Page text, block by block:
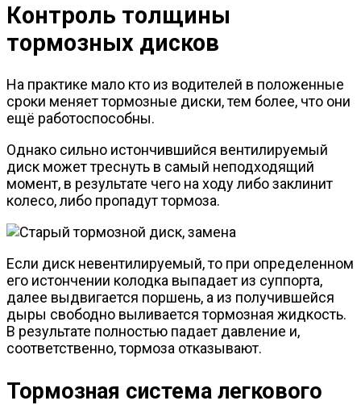
Контроль толщины
тормозных дисков
На практике мало кто из водителей в положенные
сроки меняет тормозные диски, тем более, что они
ещё работоспособны.
Однако сильно истончившийся вентилируемый
диск может треснуть в самый неподходящий
момент, в результате чего на ходу либо заклинит
колесо, либо пропадут тормоза.
Если диск невентилируемый, то при определенном
его истончении колодка выпадает из суппорта,
далее выдвигается поршень, а из получившейся
дыры свободно выливается тормозная жидкость.
В результате полностью падает давление и,
соответственно, тормоза отказывают.
Тормозная система легкового